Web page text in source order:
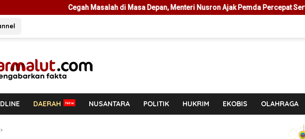
di Masa Depan, Menteri Nusron Ajak Pemda Percepat Sertipikasi Tanah Rumah Ibadah
DAERAH NUSANTARA POLITIK HUKRIM EKOBIS OLAHRAGA